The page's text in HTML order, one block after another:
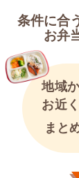
条件に合
お弁
地域
お近
まと